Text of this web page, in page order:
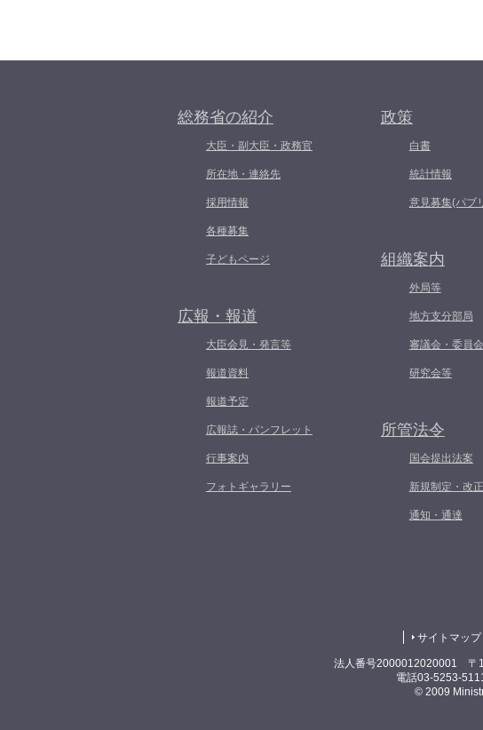
総務省の紹介
大臣・副大臣・政務官
所在地・連絡先
採用情報
各種募集
子どもページ
広報・報道
大臣会見・発言等
報道資料
報道予定
広報誌・パンフレット
行事案内
フォトギャラリー
政策
白書
統計情報
意見募集(パブ
組織案内
外局等
地方支分部局
審議会・委員
研究会等
所管法令
国会提出法案
新規制定・改
通知・通達
サイトマップ
法人番号2000012020001 〒
電話03-5253-
© 2009